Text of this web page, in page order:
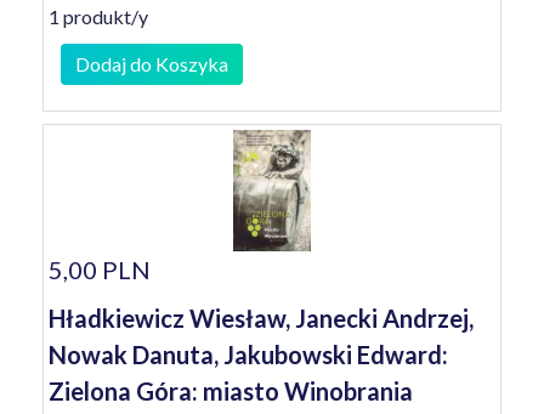
1 produkt/y
Dodaj do Koszyka
5,00 PLN
Hładkiewicz Wiesław, Janecki Andrzej,
Nowak Danuta, Jakubowski Edward:
Zielona Góra: miasto Winobrania